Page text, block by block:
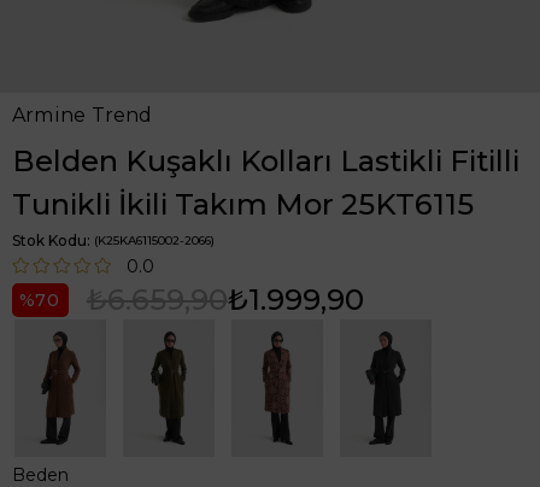
Armine Trend
Belden Kuşaklı Kolları Lastikli Fitilli
Tunikli İkili Takım Mor 25KT6115
Stok Kodu (K25KA6115002-2066)
0.0
70
₺6.659,90₺1.999,90
Beden